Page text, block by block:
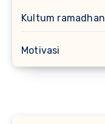
Kultum ramadhan
Motivasi